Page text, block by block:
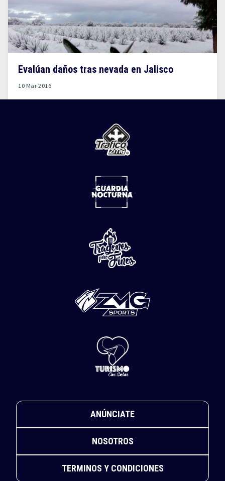
Evalúan daños tras nevada en Jalisco
10 Mar 2016
ANÚNCIATE
NOSOTROS
TERMINOS Y CONDICIONES